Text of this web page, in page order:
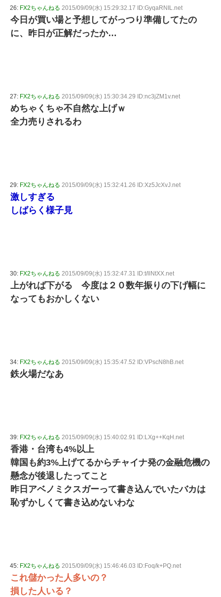
26: FX2ちゃんねる 2015/09/09(水) 15:29:32.17 ID:GyqaRNIL.net
今日が買い場と予想してがっつり準備してたの
に、昨日が正解だったか…
27: FX2ちゃんねる 2015/09/09(水) 15:30:34.29 ID:nc3jZM1v.net
めちゃくちゃ不自然な上げｗ
全力売りされるわ
29: FX2ちゃんねる 2015/09/09(水) 15:32:41.26 ID:Xz5JcXvJ.net
激しすぎる
しばらく様子見
30: FX2ちゃんねる 2015/09/09(水) 15:32:47.31 ID:t/llNtXX.net
上がれば下がる 今度は２０数年振りの下げ幅に
なってもおかしくない
34: FX2ちゃんねる 2015/09/09(水) 15:35:47.52 ID:VPscN8hB.net
鉄火場だなあ
39: FX2ちゃんねる 2015/09/09(水) 15:40:02.91 ID:LXg++KqH.net
香港・台湾も4%以上
韓国も約3%上げてるからチャイナ発の金融危機の
懸念が後退したってこと
昨日アベノミクスガーって書き込んでいたバカは
恥ずかしくて書き込めないわな
45: FX2ちゃんねる 2015/09/09(水) 15:46:46.03 ID:Foq/k+PQ.net
これ儲かった人多いの？
損した人いる？